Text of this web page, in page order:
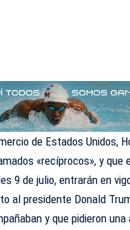
de Estados Unidos,
«recíprocos», y que
9 de julio, entrarán en
al presidente Donald
y que pidieron